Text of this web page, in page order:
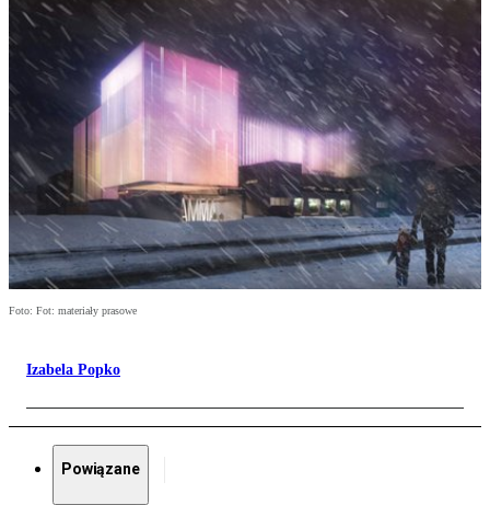
Foto: Fot: materiały prasowe
Izabela Popko
Powiązane